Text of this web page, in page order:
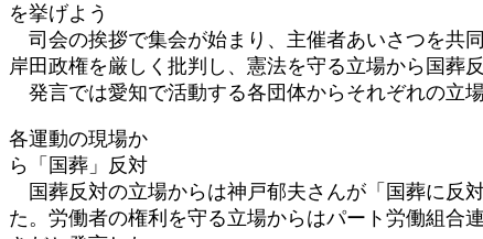
を挙げよう
司会の挨拶で集会が始まり、主催者あいさつを共
岸田政権を厳しく批判し、憲法を守る立場から国葬
発言では愛知で活動する各団体からそれぞれの立
各運動の現場か
ら「国葬」反対
国葬反対の立場からは神戸郁夫さんが「国葬に反
た。労働者の権利を守る立場からはパート労働組合